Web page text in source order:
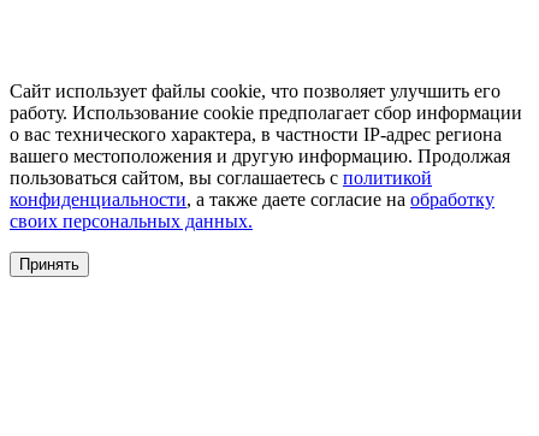
Сайт использует файлы cookie, что позволяет улучшить его
работу. Использование cookie предполагает сбор информации
о вас технического характера, в частности IP-адрес региона
вашего местоположения и другую информацию. Продолжая
пользоваться сайтом, вы соглашаетесь с политикой
конфиденциальности, а также даете согласие на обработку
своих персональных данных.
Принять